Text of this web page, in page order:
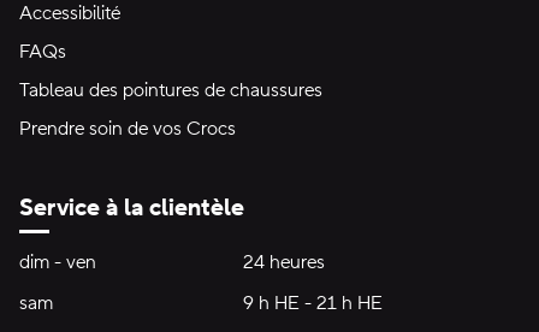
Accessibilité
FAQs
Tableau des pointures de chaussures
Prendre soin de vos Crocs
Service à la clientèle
Heures d'ouverture:
dim - ven dimanche à vendredi24 heures24 heures
sam
9 h HE - 21 h HE9 h HE - 21 h HE